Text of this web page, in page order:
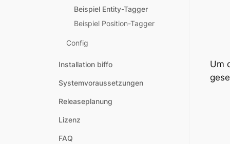
Beispiel Entity-Tagger
Beispiel Position-Tagger
Config
Installation biffo
Systemvoraussetzungen
Releaseplanung
Lizenz
FAQ
Um